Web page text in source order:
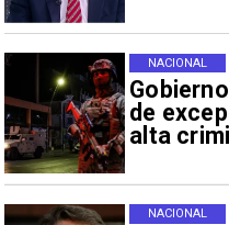
de
alta
NACIONAL
NACIONAL